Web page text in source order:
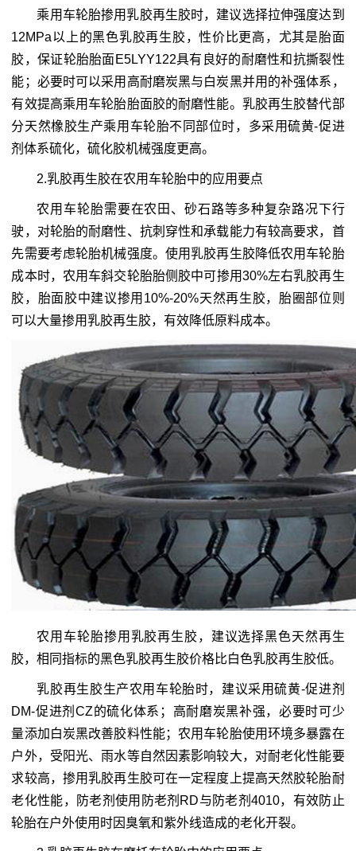
乘用车轮胎掺用乳胶再生胶时，建议选择拉伸强度达到
12MPa以上的黑色乳胶再生胶，性价比更高，尤其是胎面
胶，保证轮胎胎面E5LYY122具有良好的耐磨性和抗撕裂性
能；必要时可以采用高耐磨炭黑与白炭黑并用的补强体系，
有效提高乘用车轮胎胎面胶的耐磨性能。乳胶再生胶替代部
分天然橡胶生产乘用车轮胎不同部位时，多采用硫黄-促进
剂体系硫化，硫化胶机械强度更高。
2.乳胶再生胶在农用车轮胎中的应用要点
农用车轮胎需要在农田、砂石路等多种复杂路况下行
驶，对轮胎的耐磨性、抗刺穿性和承载能力有较高要求，首
先需要考虑轮胎机械强度。使用乳胶再生胶降低农用车轮胎
成本时，农用车斜交轮胎胎侧胶中可掺用30%左右乳胶再生
胶，胎面胶中建议掺用10%-20%天然再生胶，胎圈部位则
可以大量掺用乳胶再生胶，有效降低原料成本。
农用车轮胎掺用乳胶再生胶，建议选择黑色天然再生
胶，相同指标的黑色乳胶再生胶价格比白色乳胶再生胶低。
乳胶再生胶生产农用车轮胎时，建议采用硫黄-促进剂
DM-促进剂CZ的硫化体系；高耐磨炭黑补强，必要时可少
量添加白炭黑改善胶料性能；农用车轮胎使用环境多暴露在
户外，受阳光、雨水等自然因素影响较大，对耐老化性能要
求较高，掺用乳胶再生胶可在一定程度上提高天然胶轮胎耐
老化性能，防老剂使用防老剂RD与防老剂4010，有效防止
轮胎在户外使用时因臭氧和紫外线造成的老化开裂。